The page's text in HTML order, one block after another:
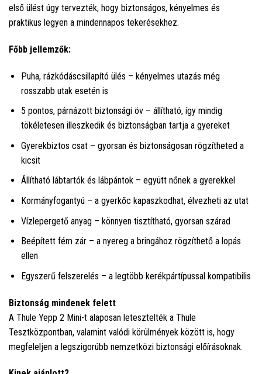
első ülést úgy tervezték, hogy biztonságos, kényelmes és
praktikus legyen a mindennapos tekerésekhez.
Főbb jellemzők:
Puha, rázkódáscsillapító ülés – kényelmes utazás még
rosszabb utak esetén is
5 pontos, párnázott biztonsági öv – állítható, így mindig
tökéletesen illeszkedik és biztonságban tartja a gyereket
Gyerekbiztos csat – gyorsan és biztonságosan rögzítheted a
kicsit
Állítható lábtartók és lábpántok – együtt nőnek a gyerekkel
Kormányfogantyú – a gyerkőc kapaszkodhat, élvezheti az utat
Vízlepergető anyag – könnyen tisztítható, gyorsan szárad
Beépített fém zár – a nyereg a bringához rögzíthető a lopás
ellen
Egyszerű felszerelés – a legtöbb kerékpártípussal kompatibilis
Biztonság mindenek felett
A Thule Yepp 2 Mini-t alaposan letesztelték a Thule
Tesztközpontban, valamint valódi körülmények között is, hogy
megfeleljen a legszigorúbb nemzetközi biztonsági előírásoknak.